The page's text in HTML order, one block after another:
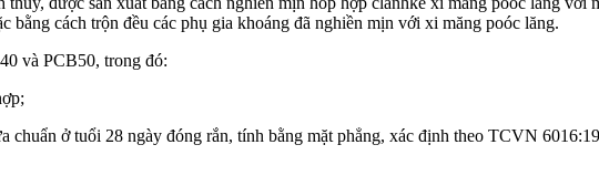
bằng cách trộn đều các phụ gia khoáng đã nghiền mịn với xi măng poóc lăng.
và PCB50, trong đó:
chuẩn ở tuổi 28 ngày đóng rắn, tính bằng mặt phẳng, xác định theo TCVN